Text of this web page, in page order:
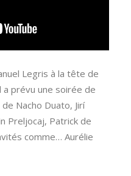
Legris à la tête de
prévu une soirée de
Nacho Duato, Jirí
Preljocaj, Patrick de
comme… Aurélie